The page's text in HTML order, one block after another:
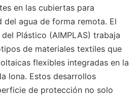
en las cubiertas para
del agua de forma remota. El
Plástico (AIMPLAS) trabaja
de materiales textiles que
flexibles integradas en la
lona. Estos desarrollos
de protección no solo